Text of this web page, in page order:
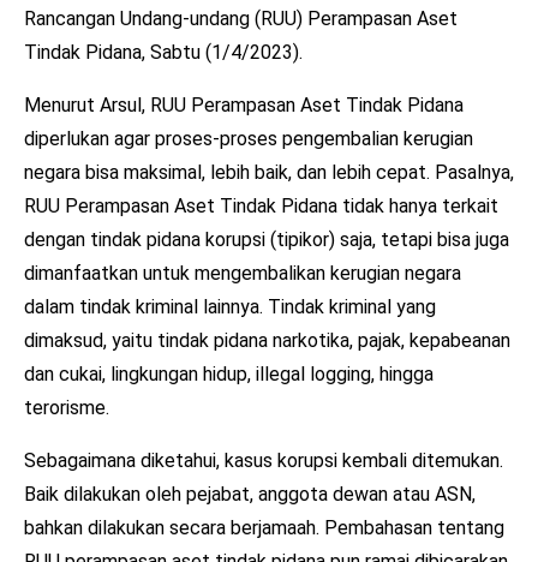
Rancangan Undang-undang (RUU) Perampasan Aset
Tindak Pidana, Sabtu (1/4/2023).
Menurut Arsul, RUU Perampasan Aset Tindak Pidana
diperlukan agar proses-proses pengembalian kerugian
negara bisa maksimal, lebih baik, dan lebih cepat. Pasalnya,
RUU Perampasan Aset Tindak Pidana tidak hanya terkait
dengan tindak pidana korupsi (tipikor) saja, tetapi bisa juga
dimanfaatkan untuk mengembalikan kerugian negara
dalam tindak kriminal lainnya. Tindak kriminal yang
dimaksud, yaitu tindak pidana narkotika, pajak, kepabeanan
dan cukai, lingkungan hidup, illegal logging, hingga
terorisme.
Sebagaimana diketahui, kasus korupsi kembali ditemukan.
Baik dilakukan oleh pejabat, anggota dewan atau ASN,
bahkan dilakukan secara berjamaah. Pembahasan tentang